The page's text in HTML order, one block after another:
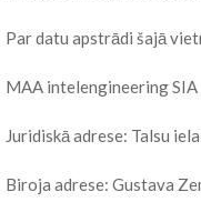
Par datu apstrādi šajā
MAA intelengineering SIA
Juridiskā adrese: Talsu
Biroja adrese: Gustava